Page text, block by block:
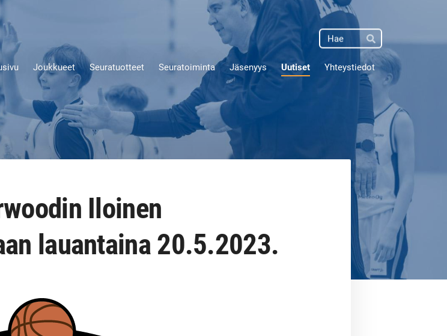
Haku
Hae
Joukkueet Seuratuotteet Seuratoiminta Jäsenyys Uutiset Yhteystiedot
Iloinen
lauantaina 20.5.2023.